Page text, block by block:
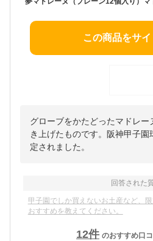
この商品をサ
グローブをかたどったマドレ
き上げたものです。阪神甲子
定されました。
回答された
甲子園でしか買えないお土産など、
おすすめを教えてください。
12件 のおすすめ口